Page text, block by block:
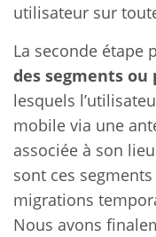
utilisateur sur
La seconde étape
des segments ou
lesquels
mobile via une
associée à son
sont ces
migrations
Nous avons